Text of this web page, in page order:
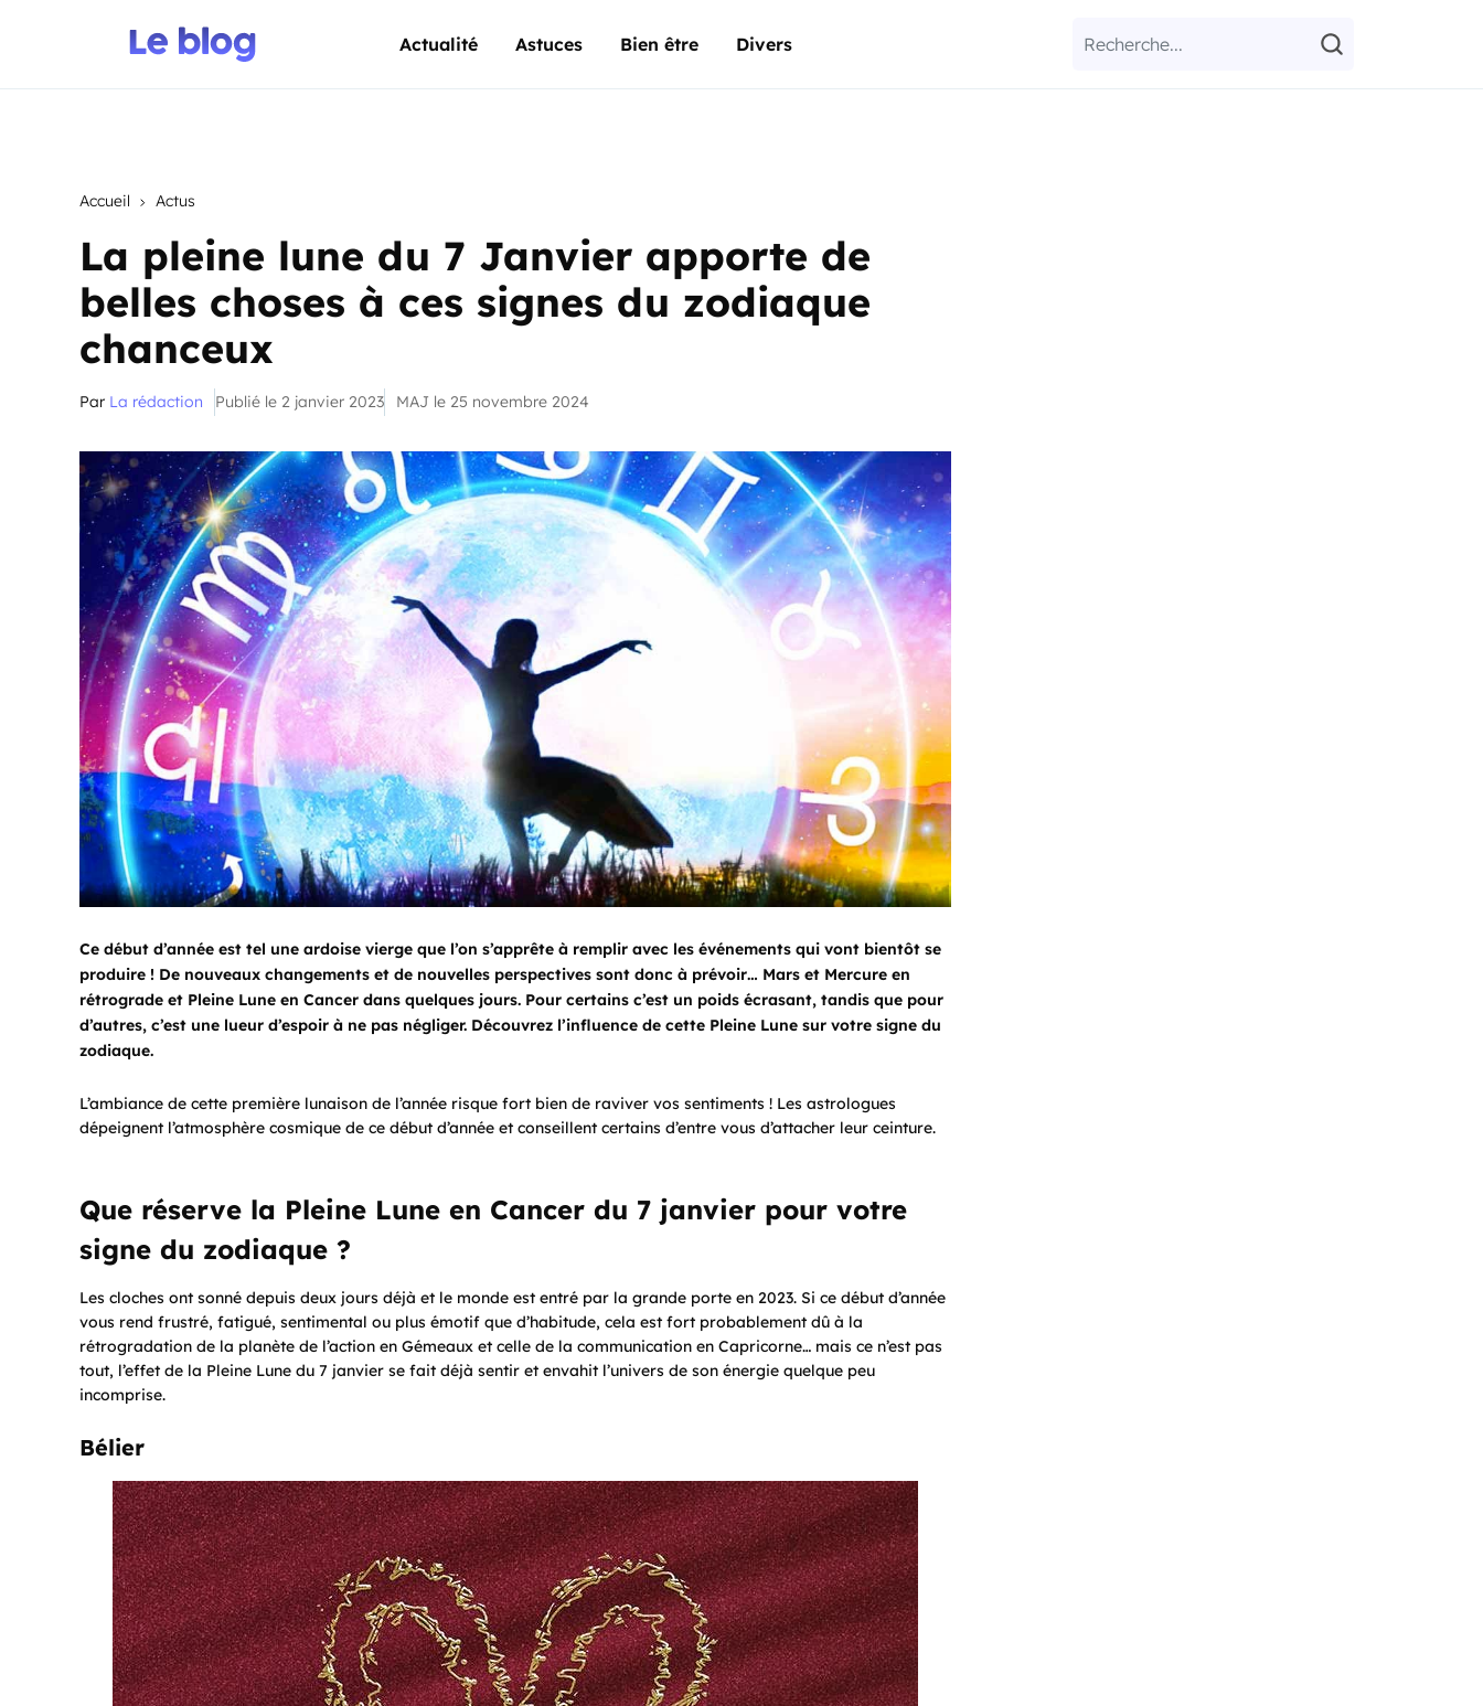
Actualité Astuces Bien être Divers
Accueil Actus
La pleine lune du 7 Janvier apporte de
belles choses à ces signes du zodiaque
chanceux
Par La rédaction Publié le 2 janvier 2023 MAJ le 25 novembre 2024
Ce début d’année est tel une ardoise vierge que l’on s’apprête à remplir avec les événements qui vont bientôt se
produire ! De nouveaux changements et de nouvelles perspectives sont donc à prévoir… Mars et Mercure en
rétrograde et Pleine Lune en Cancer dans quelques jours. Pour certains c’est un poids écrasant, tandis que pour
d’autres, c’est une lueur d’espoir à ne pas négliger. Découvrez l’influence de cette Pleine Lune sur votre signe du
zodiaque.
L’ambiance de cette première lunaison de l’année risque fort bien de raviver vos sentiments ! Les astrologues
dépeignent l’atmosphère cosmique de ce début d’année et conseillent certains d’entre vous d’attacher leur ceinture.
Que réserve la Pleine Lune en Cancer du 7 janvier pour votre
signe du zodiaque ?
Les cloches ont sonné depuis deux jours déjà et le monde est entré par la grande porte en 2023. Si ce début d’année
vous rend frustré, fatigué, sentimental ou plus émotif que d’habitude, cela est fort probablement dû à la
rétrogradation de la planète de l’action en Gémeaux et celle de la communication en Capricorne… mais ce n’est pas
tout, l’effet de la Pleine Lune du 7 janvier se fait déjà sentir et envahit l’univers de son énergie quelque peu
incomprise.
Bélier